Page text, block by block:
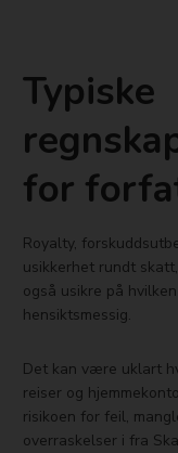
Typiske
for
Royalty,
usikkerhet rundt
også usikre på
hensiktsmessig.
Det kan være uklart
reiser og
risikoen for feil,
overraskelser i fra